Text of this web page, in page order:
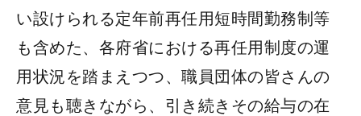
い設けられる定年前再任用短時間勤務制等
も含めた、各府省における再任用制度の運
用状況を踏まえつつ、職員団体の皆さんの
意見も聴きながら、引き続きその給与の在